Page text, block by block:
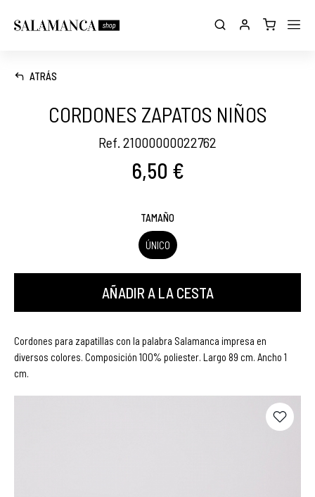
ATRÁS
CORDONES ZAPATOS NIÑOS
Ref. 21000000022762
6,50 €
TAMAÑO
ÚNICO
AÑADIR A LA CESTA
Cordones para zapatillas con la palabra Salamanca impresa en
diversos colores. Composición 100% poliester. Largo 89 cm. Ancho 1
cm.